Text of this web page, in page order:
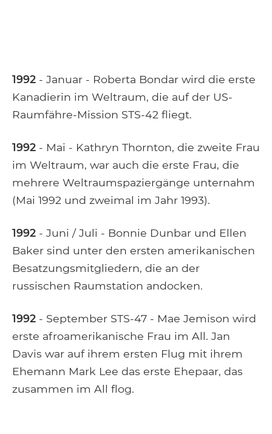
1992 - Januar - Roberta Bondar wird die erste
Kanadierin im Weltraum, die auf der US-
Raumfähre-Mission STS-42 fliegt.
1992 - Mai - Kathryn Thornton, die zweite Frau
im Weltraum, war auch die erste Frau, die
mehrere Weltraumspaziergänge unternahm
(Mai 1992 und zweimal im Jahr 1993).
1992 - Juni / Juli - Bonnie Dunbar und Ellen
Baker sind unter den ersten amerikanischen
Besatzungsmitgliedern, die an der
russischen Raumstation andocken.
1992 - September STS-47 - Mae Jemison wird
erste afroamerikanische Frau im All. Jan
Davis war auf ihrem ersten Flug mit ihrem
Ehemann Mark Lee das erste Ehepaar, das
zusammen im All flog.